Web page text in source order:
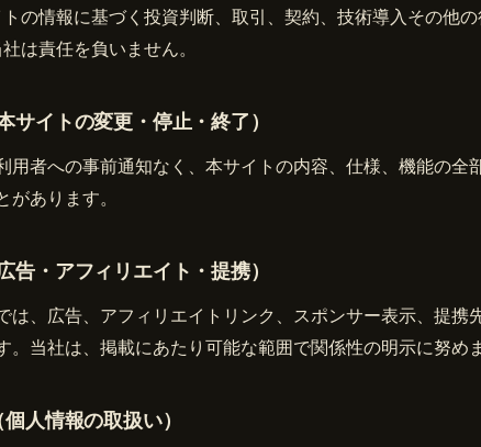
の情報に基づく投資判断、取引、契約、技術導入その他
は責任を負いません。
サイトの変更・停止・終了）
用者への事前通知なく、本サイトの内容、仕様、機能の全
があります。
告・アフィリエイト・提携）
は、広告、アフィリエイトリンク、スポンサー表示、提携
。当社は、掲載にあたり可能な範囲で関係性の明示に努めま
人情報の取扱い）